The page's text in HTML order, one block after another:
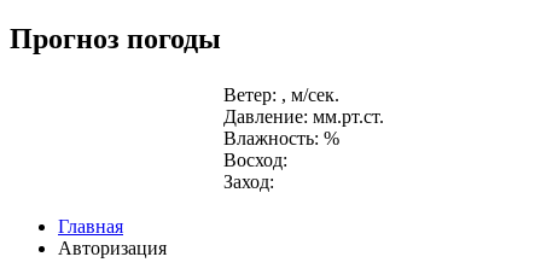
Прогноз погоды
Ветер: , м/сек.
Давление: мм.рт.ст.
Влажность: %
Восход:
Заход:
Главная
Авторизация